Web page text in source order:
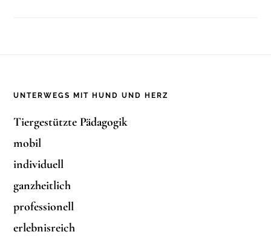
UNTERWEGS MIT HUND UND HERZ
Tiergestützte Pädagogik
mobil
individuell
ganzheitlich
professionell
erlebnisreich